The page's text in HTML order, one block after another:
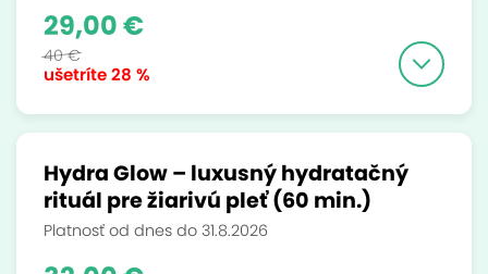
ušetríte28 %
29,00 €
40 €
Hydra Glow – luxusný hydratačný
rituál pre žiarivú pleť (60 min.)
Platnosť od dnes do 31.8.2026